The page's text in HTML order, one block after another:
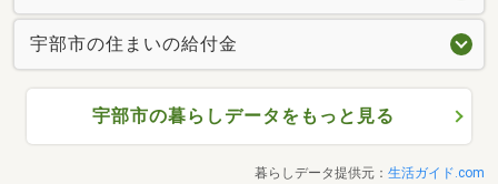
宇部市の住まいの給付金
宇部市の暮らしデータをもっと見る
暮らしデータ提供元： 生活ガイド.com